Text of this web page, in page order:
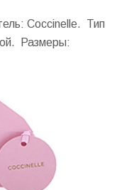
Coccinelle. Тип
Размеры: